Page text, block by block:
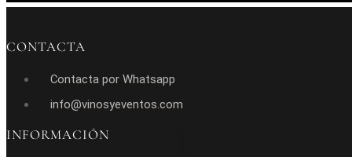
CONTACTA
Contacta por Whatsapp
info@vinosyeventos.com
INFORMACIÓN